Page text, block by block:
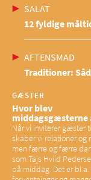
SALAT
12 fyldige
AFTENSMAD
Traditioner:
GÆSTER
Hvor blev
middagsgæsterne
Når vi inviterer gæster
skaber vi relationer
men færre og færre
som Tajs Hviid
på middag. Det er